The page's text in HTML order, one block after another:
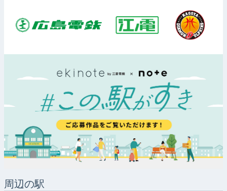
周辺の駅